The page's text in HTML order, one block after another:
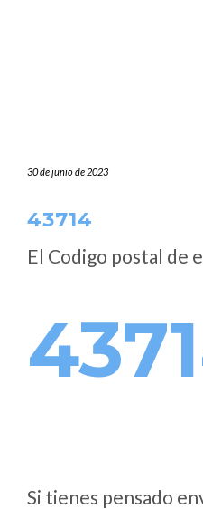
30 de junio de 2023
43714
El Codigo postal de
Si tienes pensado